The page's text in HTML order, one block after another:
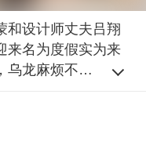
和设计师丈夫吕翔
来名为度假实为来
乌龙麻烦不断的顾
一家人闹得不可